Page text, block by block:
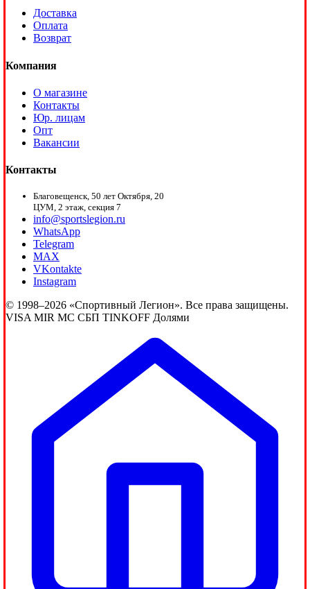
Доставка
Оплата
Возврат
Компания
О магазине
Контакты
Юр. лицам
Опт
Вакансии
Контакты
Благовещенск, 50 лет Октября, 20
ЦУМ, 2 этаж, секция 7
info@sportslegion.ru
WhatsApp
Telegram
MAX
VKontakte
Instagram
© 1998–2026 «Спортивный Легион». Все права защищены.
VISA MIR MC СБП TINKOFF Долями